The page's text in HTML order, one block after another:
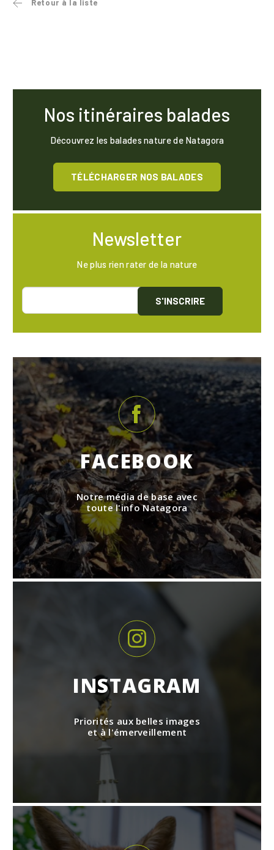
Retour à la liste
Nos itinéraires balades
Découvrez les balades nature de Natagora
TÉLÉCHARGER NOS BALADES
Newsletter
Ne plus rien rater de la nature
S'INSCRIRE
FACEBOOK
Notre média de base avec
toute l'info Natagora
INSTAGRAM
Priorités aux belles images
et à l'émerveillement